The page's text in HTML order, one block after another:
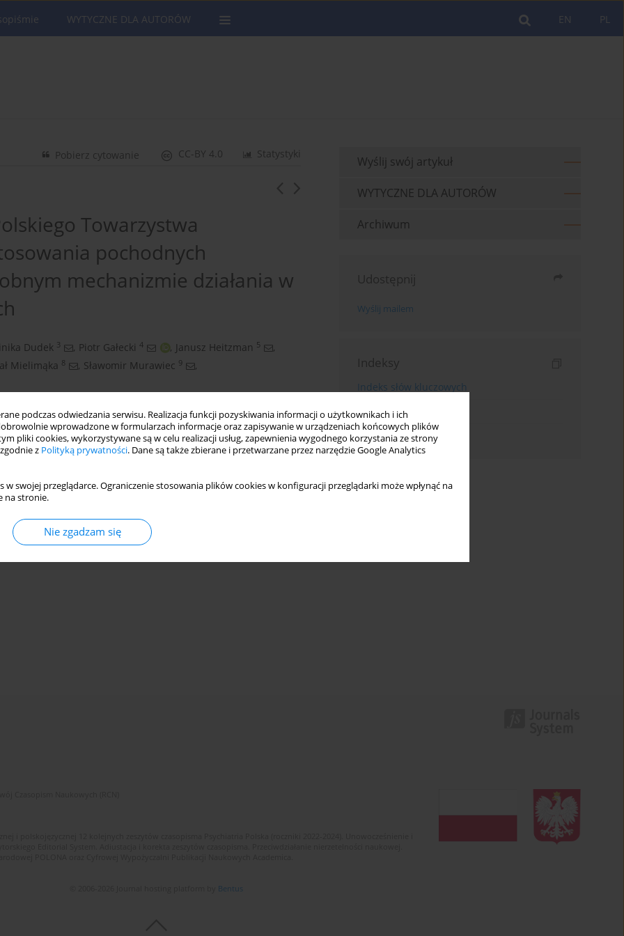
podczas odwiedzania serwisu. Realizacja funkcji pozyskiwania informacji o użytkownikach i ich
wprowadzone w formularzach informacje oraz zapisywanie w urządzeniach końcowych plików
pliki cookies, wykorzystywane są w celu realizacji usług, zapewnienia wygodnego korzystania ze strony
z Polityką prywatności. Dane są także zbierane i przetwarzane przez narzędzie Google Analytics
w swojej przeglądarce. Ograniczenie stosowania plików cookies w konfiguracji przeglądarki może wpłynąć na
na stronie.
Nie zgadzam się
PL
EN
WYTYCZNE DLA AUTORÓW
Statystyki
CC-BY 4.0
Pobierz cytowanie
Towarzystwa
pochodnych
mechanizmie działania w
Dudek 3 , Piotr Gałecki 4 , Janusz Heitzman 5
,
Mielimąka 8 , Sławomir Murawiec 9
,
Wyślij swój artykuł
WYTYCZNE DLA AUTORÓW
Archiwum
Udostępnij
Wyślij mailem
Indeksy
Indeks słów kluczowych
Indeks dziedzin
Indeks autorów
Bentus